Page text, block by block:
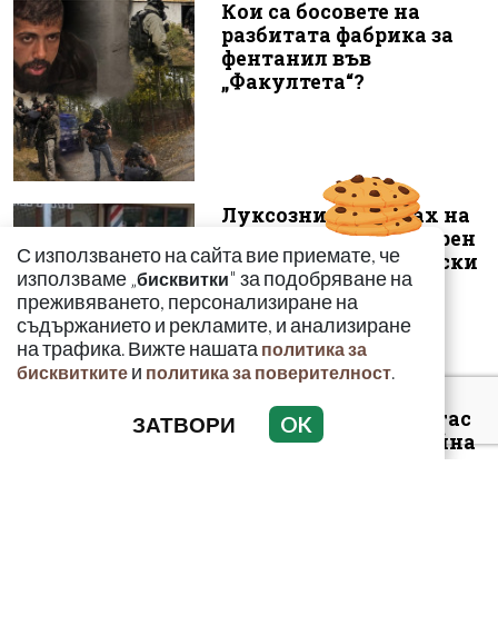
Кои са босовете на
разбитата фабрика за
фентанил във
„Факултета“?
Луксозният майбах на
Митьо Очите опожарен
заради балони с райски
газ
Арестуваният в Бургас
наркобарон от Украйна
ръководел 14 фабрики
С използването на сайта вие приемате, че
използваме „бисквитки" за подобряване на
преживяването, персонализиране на
съдържанието и рекламите, и анализиране
на трафика. Вижте нашата политика за
бисквитките и политика за поверителност.
ЗАТВОРИ OK